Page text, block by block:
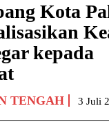
Kota
kepada
TENGAH 3 Juli